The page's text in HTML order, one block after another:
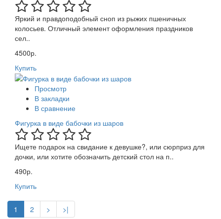
Яркий и правдоподобный сноп из рыжих пшеничных
колосьев. Отличный элемент оформления праздников
сел..
4500р.
Купить
Просмотр
В закладки
В сравнение
Фигурка в виде бабочки из шаров
Ищете подарок на свидание к девушке?, или сюрприз для
дочки, или хотите обозначить детский стол на п..
490р.
Купить
1 2 > >|